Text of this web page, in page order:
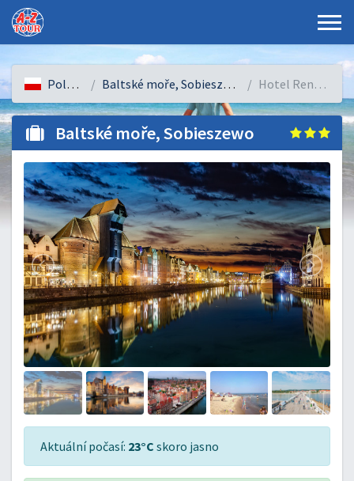
Polsko Baltské moře, Sobieszewo Hotel Renusz
Baltské moře, Sobieszewo
Aktuální počasí: 23°C skoro jasno